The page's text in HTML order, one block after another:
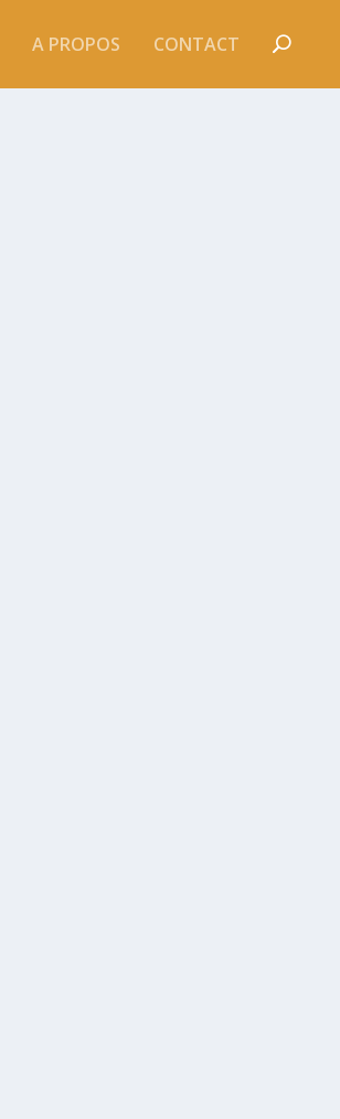
A PROPOS CONTACT